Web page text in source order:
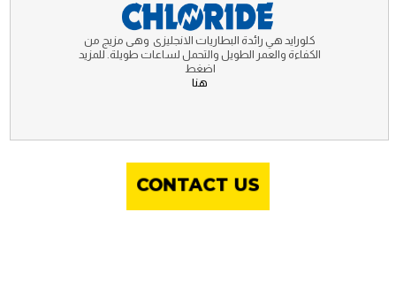
CONTACT US
كلورايد هي رائدة البطاريات الانجليزى وهى مزيج من
الكفاءة والعمر الطويل والتحمل لساعات طويلة. للمزيد
اضغط
هنا